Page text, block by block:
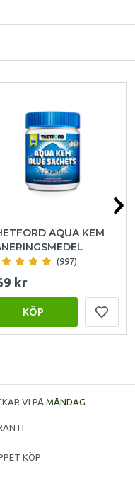
AQUA KEM
(997)
kr
KÖP
VI PÅ MÅNDAG
KÖP